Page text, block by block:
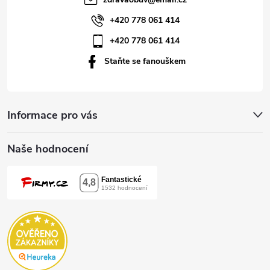
Informace pro vás
Naše hodnocení
+420 778 061 414
+420 778 061 414
Staňte se fanouškem